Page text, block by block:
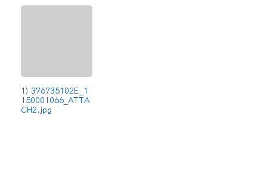
1) 376735102E_1
150001066_ATTA
CH2.jpg